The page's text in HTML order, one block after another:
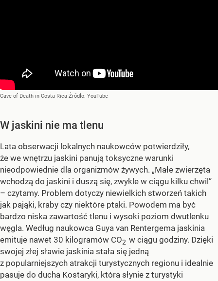
Cave of Death in Costa Rica Źródło: YouTube
W jaskini nie ma tlenu
Lata obserwacji lokalnych naukowców potwierdziły,
że we wnętrzu jaskini panują toksyczne warunki
nieodpowiednie dla organizmów żywych. „Małe zwierzęta
wchodzą do jaskini i duszą się, zwykle w ciągu kilku chwil”
– czytamy. Problem dotyczy niewielkich stworzeń takich
jak pająki, kraby czy niektóre ptaki. Powodem ma być
bardzo niska zawartość tlenu i wysoki poziom dwutlenku
węgla. Według naukowca Guya van Rentergema jaskinia
emituje nawet 30 kilogramów CO2 w ciągu godziny. Dzięki
swojej złej sławie jaskinia stała się jedną
z popularniejszych atrakcji turystycznych regionu i idealnie
pasuje do ducha Kostaryki, która słynie z turystyki